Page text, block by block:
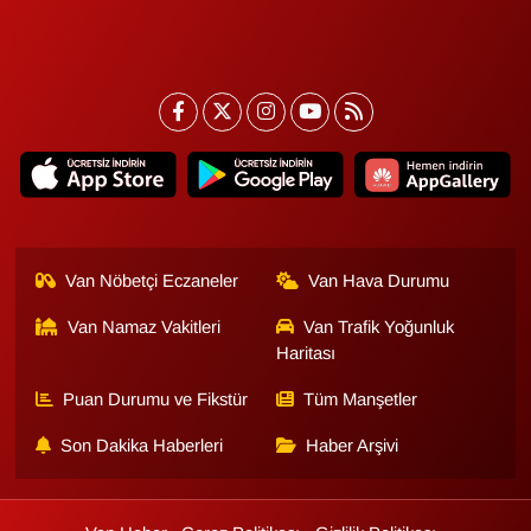
Van Nöbetçi Eczaneler Van Hava Durumu
Van Namaz Vakitleri
Van Trafik Yoğunluk
Haritası
Puan Durumu ve Fikstür Tüm Manşetler
Son Dakika Haberleri Haber Arşivi
TEBRİK
Turizm
Vasıta
YAŞAM